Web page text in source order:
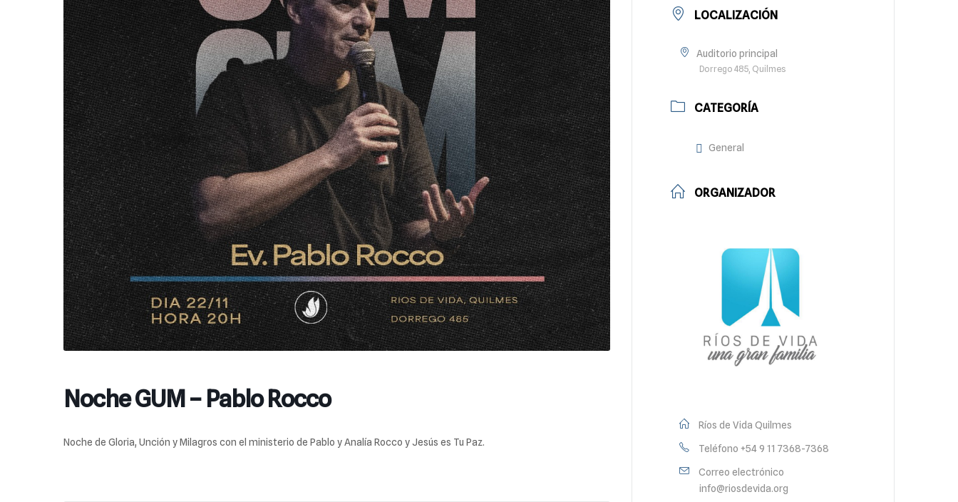
Noche GUM – Pablo Rocco
Noche de Gloria, Unción y Milagros con el ministerio de Pablo y Analía Rocco y Jesús es Tu Paz.
LOCALIZACIÓN
Auditorio principal
Dorrego 485, Quilmes
CATEGORÍA
General
ORGANIZADOR
Ríos de Vida Quilmes
Teléfono +54 9 11 7368-7368
Correo electrónico
info@riosdevida.org